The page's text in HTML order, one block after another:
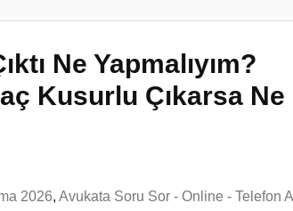
Ne Yapmalıyım?
Kusurlu Çıkarsa Ne
2026, Avukata Soru Sor - Online - Telefon